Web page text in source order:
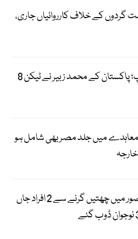
گردوں کے خلاف کارروائیاں جاری،
ای اسپورٹس ورلڈ کپ؛ پاکستان کے محمد زبیر نے ٹیکن 8
میں جلد مصر بھی شامل ہو
بارشوں کی تباہی؛ قصور میں چھتیں گرنے سے 2 افراد جاں